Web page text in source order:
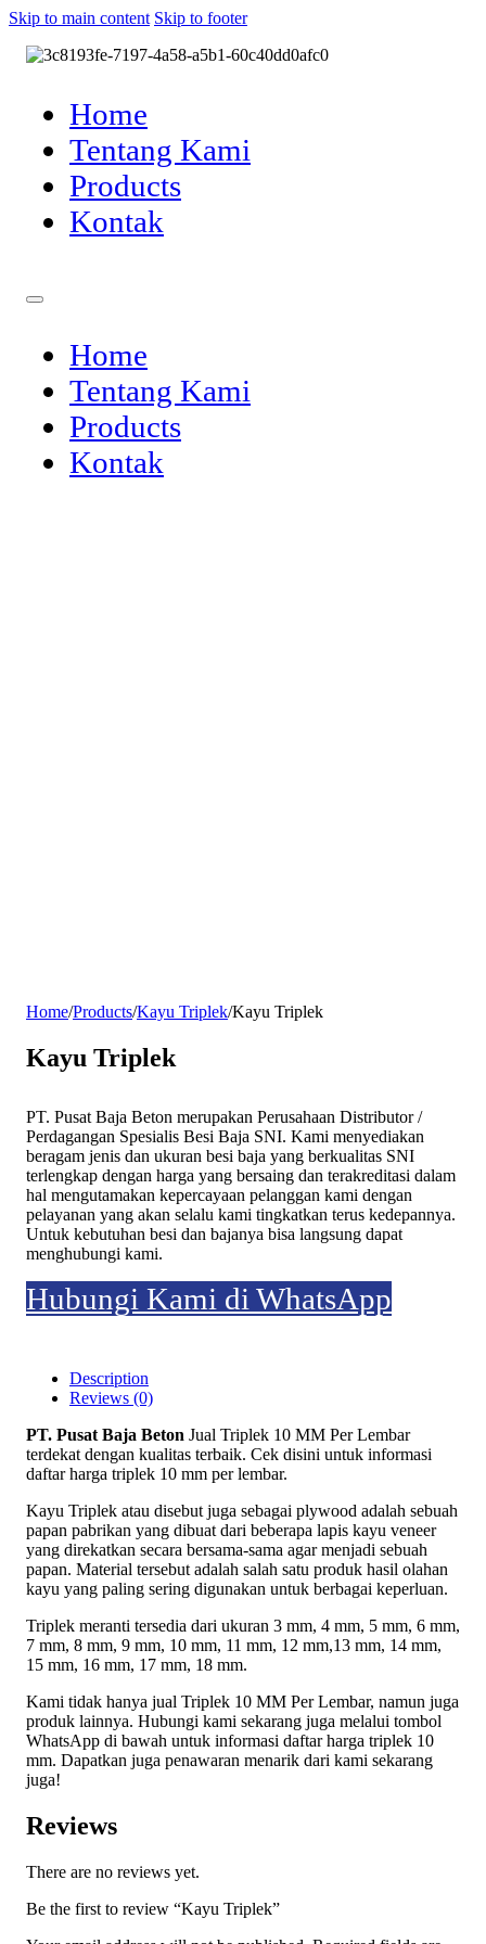
Skip to main content Skip to footer
Home
Tentang Kami
Products
Kontak
Home
Tentang Kami
Products
Kontak
Home/Products/Kayu Triplek/Kayu Triplek
Kayu Triplek
PT. Pusat Baja Beton merupakan Perusahaan Distributor /
Perdagangan Spesialis Besi Baja SNI. Kami menyediakan
beragam jenis dan ukuran besi baja yang berkualitas SNI
terlengkap dengan harga yang bersaing dan terakreditasi dalam
hal mengutamakan kepercayaan pelanggan kami dengan
pelayanan yang akan selalu kami tingkatkan terus kedepannya.
Untuk kebutuhan besi dan bajanya bisa langsung dapat
menghubungi kami.
Hubungi Kami di WhatsApp
Description
Reviews (0)
PT. Pusat Baja Beton Jual Triplek 10 MM Per Lembar
terdekat dengan kualitas terbaik. Cek disini untuk informasi
daftar harga triplek 10 mm per lembar.
Kayu Triplek atau disebut juga sebagai plywood adalah sebuah
papan pabrikan yang dibuat dari beberapa lapis kayu veneer
yang direkatkan secara bersama-sama agar menjadi sebuah
papan. Material tersebut adalah salah satu produk hasil olahan
kayu yang paling sering digunakan untuk berbagai keperluan.
Triplek meranti tersedia dari ukuran 3 mm, 4 mm, 5 mm, 6 mm,
7 mm, 8 mm, 9 mm, 10 mm, 11 mm, 12 mm,13 mm, 14 mm,
15 mm, 16 mm, 17 mm, 18 mm.
Kami tidak hanya jual Triplek 10 MM Per Lembar, namun juga
produk lainnya. Hubungi kami sekarang juga melalui tombol
WhatsApp di bawah untuk informasi daftar harga triplek 10
mm. Dapatkan juga penawaran menarik dari kami sekarang
juga!
Reviews
There are no reviews yet.
Be the first to review “Kayu Triplek”